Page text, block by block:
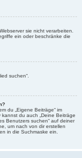
sie nicht verarbeiten.
ein oder beschränke die
suchen“.
du „Eigene Beiträge“ im
du auch „Deine Beiträge
Benutzers suchen“ auf deiner
um nach von dir erstellen
in die Suchmaske ein.